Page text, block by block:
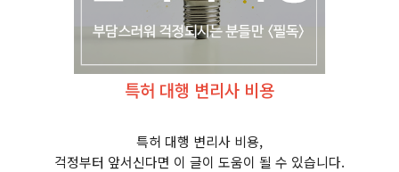
특허 대행 변리사 비용
특허 대행 변리사 비용,
걱정부터 앞서신다면 이 글이 도움이 될 수 있습니다.